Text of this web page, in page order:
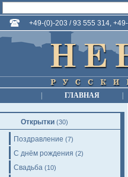
+49-(0)-203 / 93 555 314,
ГЛАВНАЯ
Открытки (30)
Поздравление (7)
С днём рождения (2)
Свадьба (10)